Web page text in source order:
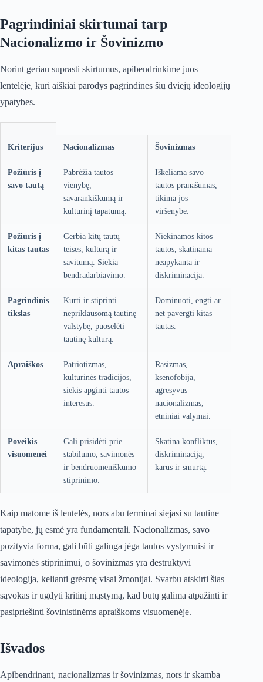
Pagrindiniai skirtumai tarp
Nacionalizmo ir Šovinizmo
Norint geriau suprasti skirtumus, apibendrinkime juos
lentelėje, kuri aiškiai parodys pagrindines šių dviejų ideologijų
ypatybes.
Kriterijus Nacionalizmas Šovinizmas
Požiūris į
savo tautą
Pabrėžia tautos
vienybę,
savarankiškumą ir
kultūrinį tapatumą.
Iškeliama savo
tautos pranašumas,
tikima jos
viršenybe.
Požiūris į
kitas tautas
Gerbia kitų tautų
teises, kultūrą ir
savitumą. Siekia
bendradarbiavimo.
Niekinamos kitos
tautos, skatinama
neapykanta ir
diskriminacija.
Pagrindinis
tikslas
Kurti ir stiprinti
nepriklausomą tautinę
valstybę, puoselėti
tautinę kultūrą.
Dominuoti, engti ar
net pavergti kitas
tautas.
Apraiškos
Patriotizmas,
kultūrinės tradicijos,
siekis apginti tautos
interesus.
Rasizmas,
ksenofobija,
agresyvus
nacionalizmas,
etniniai valymai.
Poveikis
visuomenei
Gali prisidėti prie
stabilumo, savimonės
ir bendruomeniškumo
stiprinimo.
Skatina konfliktus,
diskriminaciją,
karus ir smurtą.
Kaip matome iš lentelės, nors abu terminai siejasi su tautine
tapatybe, jų esmė yra fundamentali. Nacionalizmas, savo
pozityvia forma, gali būti galinga jėga tautos vystymuisi ir
savimonės stiprinimui, o šovinizmas yra destruktyvi
ideologija, kelianti grėsmę visai žmonijai. Svarbu atskirti šias
sąvokas ir ugdyti kritinį mąstymą, kad būtų galima atpažinti ir
pasipriešinti šovinistinėms apraiškoms visuomenėje.
Išvados
Apibendrinant, nacionalizmas ir šovinizmas, nors ir skamba